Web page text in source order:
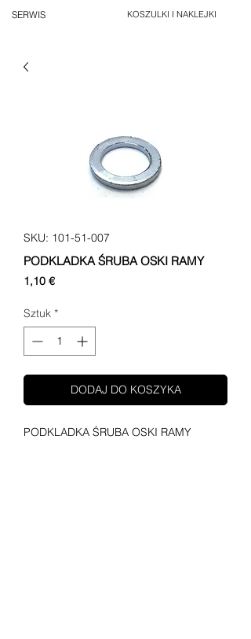
SERWIS KOSZULKI I NAKLEJKI
SKU: 101-51-007
PODKLADKA ŚRUBA OSKI RAMY
1,10 €Cena
Sztuk *
DODAJ DO KOSZYKA
PODKLADKA ŚRUBA OSKI RAMY